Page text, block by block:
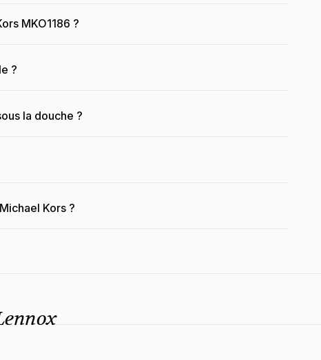
MKO1186 ?
?
la douche ?
Kors ?